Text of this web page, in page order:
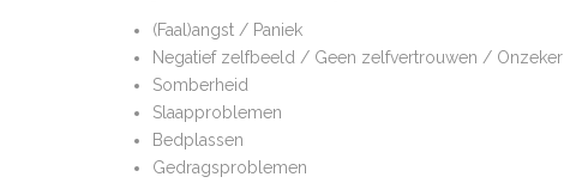
(Faal)angst / Paniek
Negatief zelfbeeld / Geen zelfvertrouwen / Onzeker
Somberheid
Slaapproblemen
Bedplassen
Gedragsproblemen